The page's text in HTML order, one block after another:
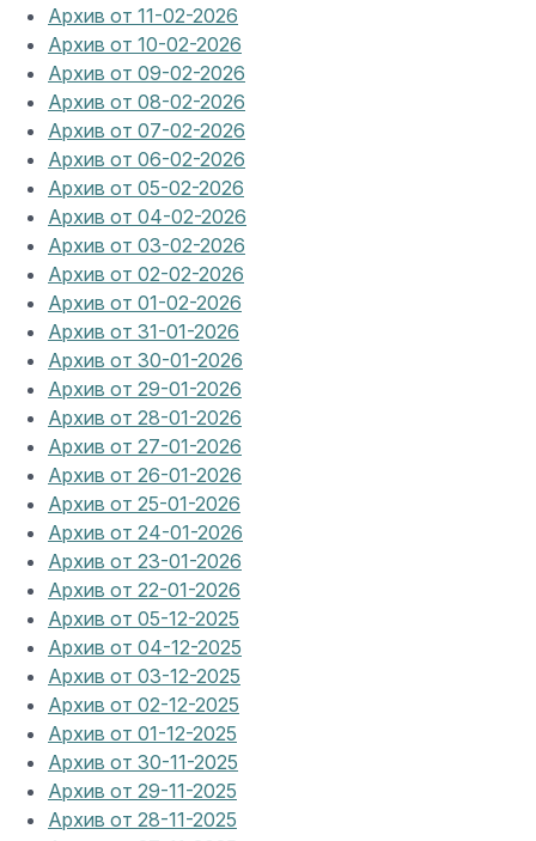
Архив от 11-02-2026
Архив от 10-02-2026
Архив от 09-02-2026
Архив от 08-02-2026
Архив от 07-02-2026
Архив от 06-02-2026
Архив от 05-02-2026
Архив от 04-02-2026
Архив от 03-02-2026
Архив от 02-02-2026
Архив от 01-02-2026
Архив от 31-01-2026
Архив от 30-01-2026
Архив от 29-01-2026
Архив от 28-01-2026
Архив от 27-01-2026
Архив от 26-01-2026
Архив от 25-01-2026
Архив от 24-01-2026
Архив от 23-01-2026
Архив от 22-01-2026
Архив от 05-12-2025
Архив от 04-12-2025
Архив от 03-12-2025
Архив от 02-12-2025
Архив от 01-12-2025
Архив от 30-11-2025
Архив от 29-11-2025
Архив от 28-11-2025